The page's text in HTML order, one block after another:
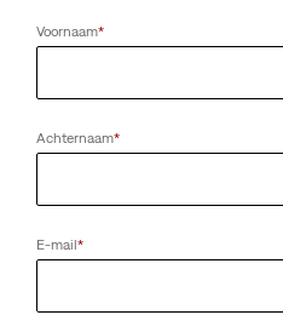
Voornaam*
Achternaam*
E-mail*